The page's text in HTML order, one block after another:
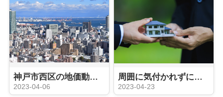
神戸市西区の地価動向や人口動態は？不動産売却のタイミングはいつ？
2023-04-06
周囲に気付かれずに不動産売却したいですか？売却活動のポイントをご紹介
2023-04-23